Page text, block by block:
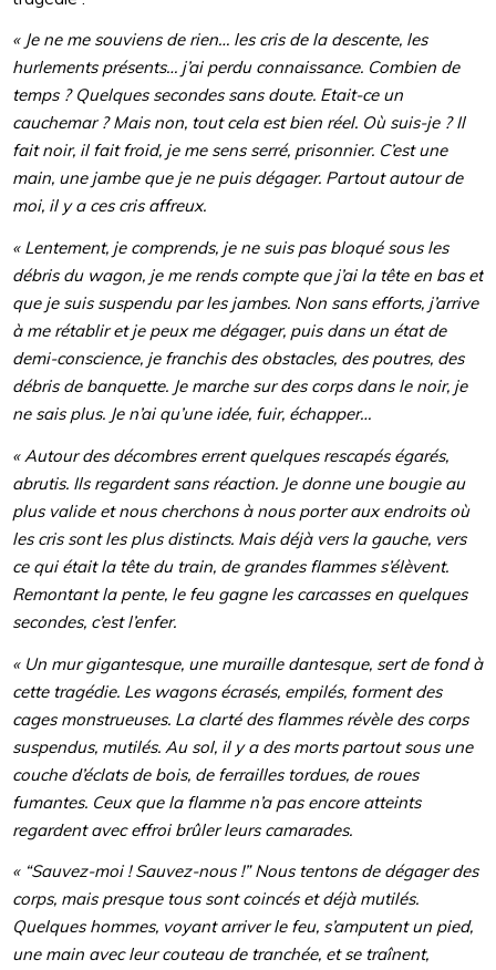
« Je ne me souviens de rien… les cris de la descente, les
hurlements présents… j’ai perdu connaissance. Combien de
temps ? Quelques secondes sans doute. Etait-ce un
cauchemar ? Mais non, tout cela est bien réel. Où suis-je ? Il
fait noir, il fait froid, je me sens serré, prisonnier. C’est une
main, une jambe que je ne puis dégager. Partout autour de
moi, il y a ces cris affreux.
« Lentement, je comprends, je ne suis pas bloqué sous les
débris du wagon, je me rends compte que j’ai la tête en bas et
que je suis suspendu par les jambes. Non sans efforts, j’arrive
à me rétablir et je peux me dégager, puis dans un état de
demi-conscience, je franchis des obstacles, des poutres, des
débris de banquette. Je marche sur des corps dans le noir, je
ne sais plus. Je n’ai qu’une idée, fuir, échapper…
« Autour des décombres errent quelques rescapés égarés,
abrutis. Ils regardent sans réaction. Je donne une bougie au
plus valide et nous cherchons à nous porter aux endroits où
les cris sont les plus distincts. Mais déjà vers la gauche, vers
ce qui était la tête du train, de grandes flammes s’élèvent.
Remontant la pente, le feu gagne les carcasses en quelques
secondes, c’est l’enfer.
« Un mur gigantesque, une muraille dantesque, sert de fond à
cette tragédie. Les wagons écrasés, empilés, forment des
cages monstrueuses. La clarté des flammes révèle des corps
suspendus, mutilés. Au sol, il y a des morts partout sous une
couche d’éclats de bois, de ferrailles tordues, de roues
fumantes. Ceux que la flamme n’a pas encore atteints
regardent avec effroi brûler leurs camarades.
« “Sauvez-moi ! Sauvez-nous !” Nous tentons de dégager des
corps, mais presque tous sont coincés et déjà mutilés.
Quelques hommes, voyant arriver le feu, s’amputent un pied,
une main avec leur couteau de tranchée, et se traînent,